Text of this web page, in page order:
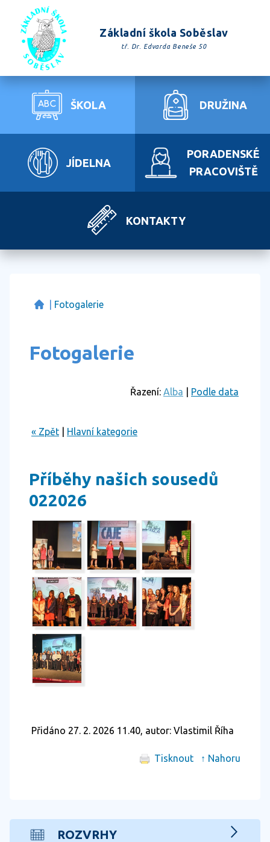
Základní škola Soběslav
tř. Dr. Edvarda Beneše 50
ŠKOLA DRUŽINA
JÍDELNA
PORADENSKÉ
PRACOVIŠTĚ
KONTAKTY
Fotogalerie
Fotogalerie
Řazení: Alba Podle data
« Zpět Hlavní kategorie
Příběhy našich sousedů
022026
Přidáno 27. 2. 2026 11.40, autor: Vlastimil Říha
Tisknout ↑ Nahoru
ROZVRHY